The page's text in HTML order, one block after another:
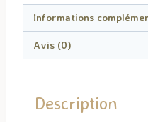
Informations
Avis (0)
Description